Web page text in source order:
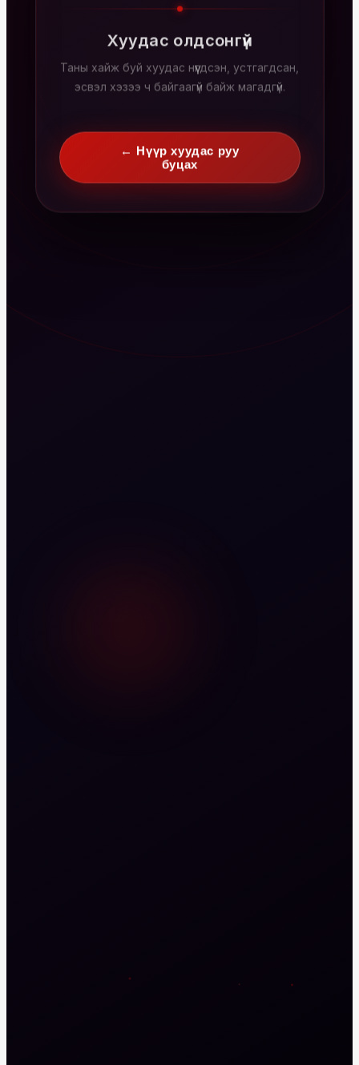
Хуудас олдсонгүй
Таны хайж буй хуудас нүүгдсэн, устгагдсан,
эсвэл хэзээ ч байгаагүй байж магадгүй.
← Нүүр хуудас руу
буцах